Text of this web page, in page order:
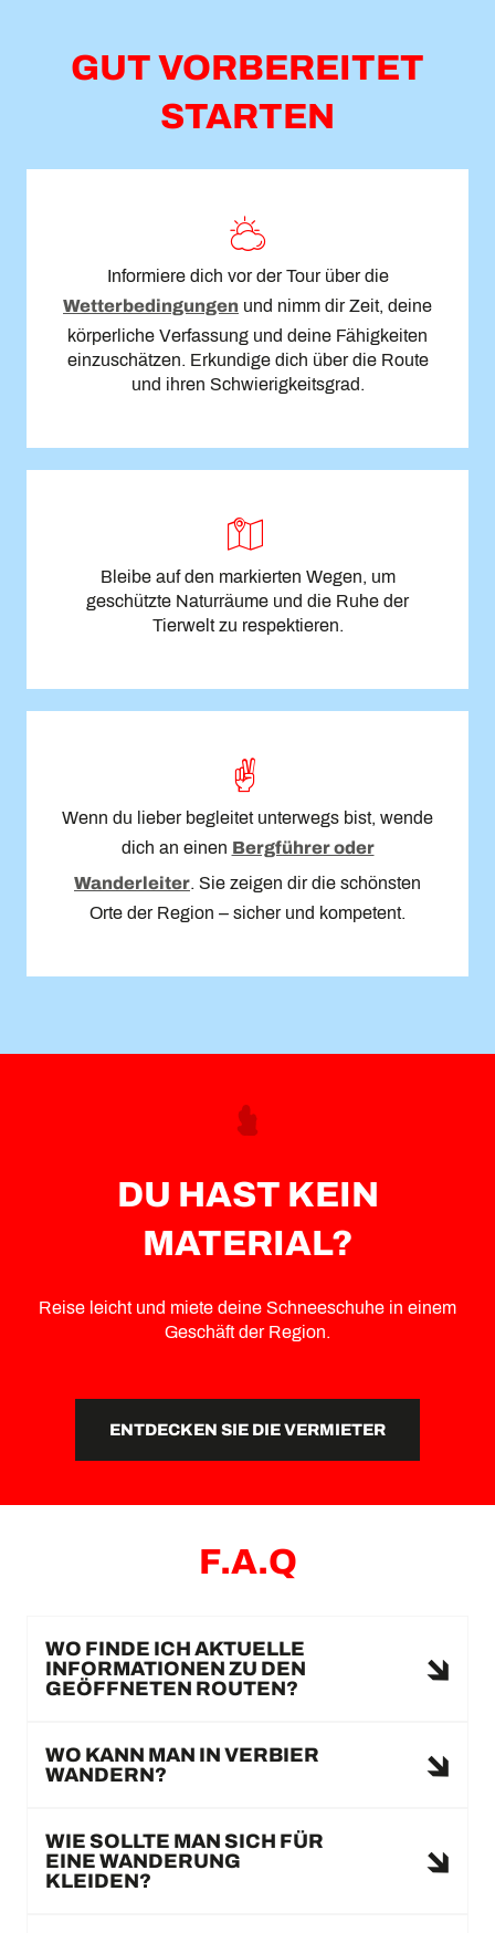
Périn - Les Planards
3-D Sculpture Park
Winterwanderweg
Sonalon - La Marlène
GUT VORBEREITET
STARTEN
Informiere dich vor der Tour über die
Wetterbedingungen und nimm dir Zeit, deine
körperliche Verfassung und deine Fähigkeiten
einzuschätzen. Erkundige dich über die Route
und ihren Schwierigkeitsgrad.
Bleibe auf den markierten Wegen, um
geschützte Naturräume und die Ruhe der
Tierwelt zu respektieren.
Wenn du lieber begleitet unterwegs bist, wende
dich an einen Bergführer oder
Wanderleiter. Sie zeigen dir die schönsten
Orte der Region – sicher und kompetent.
DU HAST KEIN
MATERIAL?
Reise leicht und miete deine Schneeschuhe in einem
Geschäft der Region.
ENTDECKEN SIE DIE VERMIETER
F.A.Q
WO FINDE ICH AKTUELLE
INFORMATIONEN ZU DEN
GEÖFFNETEN ROUTEN?
WO KANN MAN IN VERBIER
WANDERN?
WIE SOLLTE MAN SICH FÜR
EINE WANDERUNG
KLEIDEN?